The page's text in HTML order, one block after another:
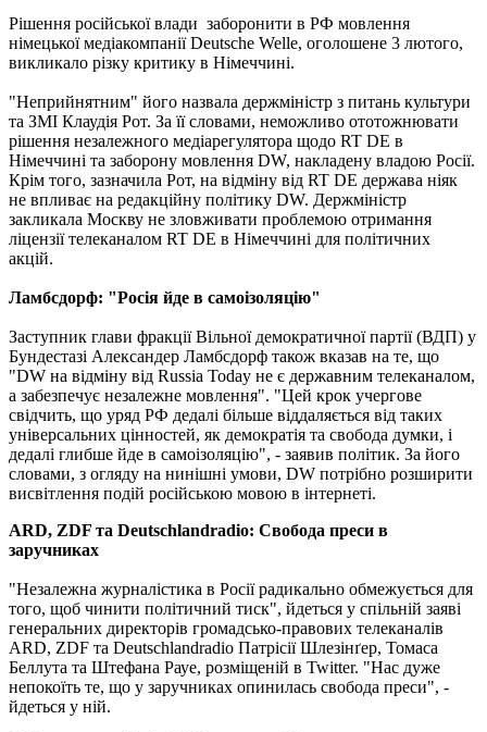
Рішення російської влади заборонити в РФ мовлення
німецької медіакомпанії Deutsche Welle, оголошене 3 лютого,
викликало різку критику в Німеччині.
"Неприйнятним" його назвала держміністр з питань культури
та ЗМІ Клаудія Рот. За її словами, неможливо ототожнювати
рішення незалежного медіарегулятора щодо RT DE в
Німеччині та заборону мовлення DW, накладену владою Росії.
Крім того, зазначила Рот, на відміну від RT DE держава ніяк
не впливає на редакційну політику DW. Держміністр
закликала Москву не зловживати проблемою отримання
ліцензії телеканалом RT DE в Німеччині для політичних
акцій.
Ламбсдорф: "Росія йде в самоізоляцію"
Заступник глави фракції Вільної демократичної партії (ВДП) у
Бундестазі Александер Ламбсдорф також вказав на те, що
"DW на відміну від Russia Today не є державним телеканалом,
а забезпечує незалежне мовлення". "Цей крок учергове
свідчить, що уряд РФ дедалі більше віддаляється від таких
універсальних цінностей, як демократія та свобода думки, і
дедалі глибше йде в самоізоляцію", - заявив політик. За його
словами, з огляду на нинішні умови, DW потрібно розширити
висвітлення подій російською мовою в інтернеті.
ARD, ZDF та Deutschlandradio: Свобода преси в
заручниках
"Незалежна журналістика в Росії радикально обмежується для
того, щоб чинити політичний тиск", йдеться у спільній заяві
генеральних директорів громадсько-правових телеканалів
ARD, ZDF та Deutschlandradio Патрісії Шлезінґер, Томаса
Беллута та Штефана Рауе, розміщеній в Twitter. "Нас дуже
непокоїть те, що у заручниках опинилась свобода преси", -
йдеться у ній.